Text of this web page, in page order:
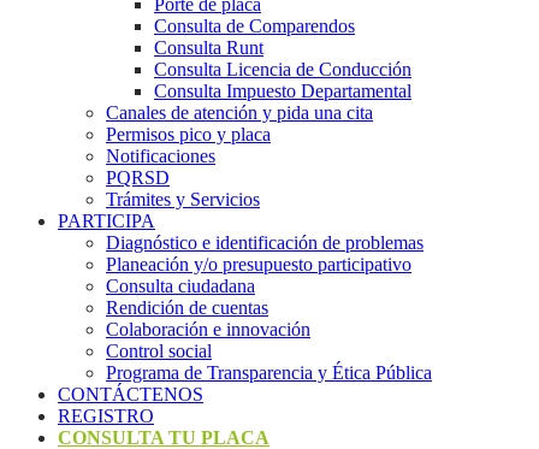
Porte de placa
Consulta de Comparendos
Consulta Runt
Consulta Licencia de Conducción
Consulta Impuesto Departamental
Canales de atención y pida una cita
Permisos pico y placa
Notificaciones
PQRSD
Trámites y Servicios
PARTICIPA
Diagnóstico e identificación de problemas
Planeación y/o presupuesto participativo​
Consulta ciudadana
Rendición de cuentas
Colaboración e innovación
Control social
Programa de Transparencia y Ética Pública
CONTÁCTENOS
REGISTRO
CONSULTA TU PLACA